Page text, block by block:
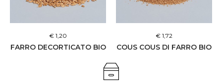
FARRO DECORTICATO BIO
€ 1,20
COUS COUS DI FARRO BIO
€ 1,72